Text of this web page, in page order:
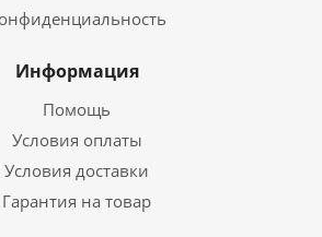
Информация
Помощь
Условия оплаты
Условия доставки
Гарантия на товар